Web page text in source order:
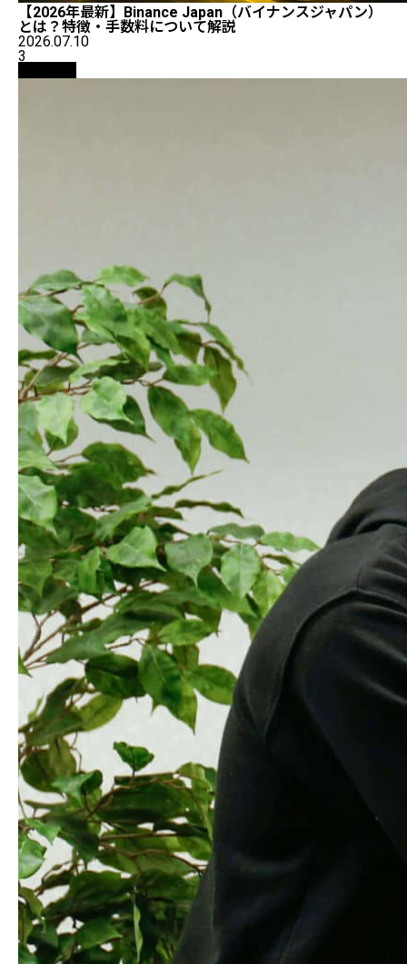
【2026年最新】Binance Japan（バイナンスジャパン）
とは？特徴・手数料について解説
2026.07.10
3